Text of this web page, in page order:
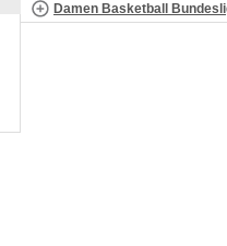
Damen Basketball